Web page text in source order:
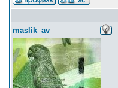
maslik_av